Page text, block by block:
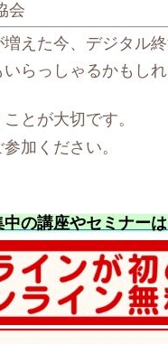
会
えた今、デジタル
いらっしゃるかもし
とが大切です。
加ください。
の講座やセミナー